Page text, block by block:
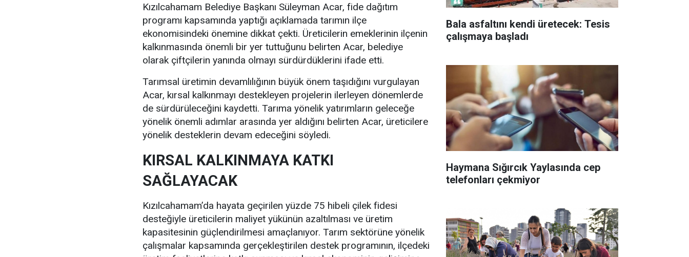
Kızılcahamam Belediye Başkanı Süleyman Acar, fide dağıtım
programı kapsamında yaptığı açıklamada tarımın ilçe
ekonomisindeki önemine dikkat çekti. Üreticilerin emeklerinin ilçenin
kalkınmasında önemli bir yer tuttuğunu belirten Acar, belediye
olarak çiftçilerin yanında olmayı sürdürdüklerini ifade etti.
Tarımsal üretimin devamlılığının büyük önem taşıdığını vurgulayan
Acar, kırsal kalkınmayı destekleyen projelerin ilerleyen dönemlerde
de sürdürüleceğini kaydetti. Tarıma yönelik yatırımların geleceğe
yönelik önemli adımlar arasında yer aldığını belirten Acar, üreticilere
yönelik desteklerin devam edeceğini söyledi.
KIRSAL KALKINMAYA KATKI
SAĞLAYACAK
Kızılcahamam’da hayata geçirilen yüzde 75 hibeli çilek fidesi
desteğiyle üreticilerin maliyet yükünün azaltılması ve üretim
kapasitesinin güçlendirilmesi amaçlanıyor. Tarım sektörüne yönelik
çalışmalar kapsamında gerçekleştirilen destek programının, ilçedeki
Bala asfaltını kendi üretecek: Tesis
çalışmaya başladı
Haymana Sığırcık Yaylasında cep
telefonları çekmiyor